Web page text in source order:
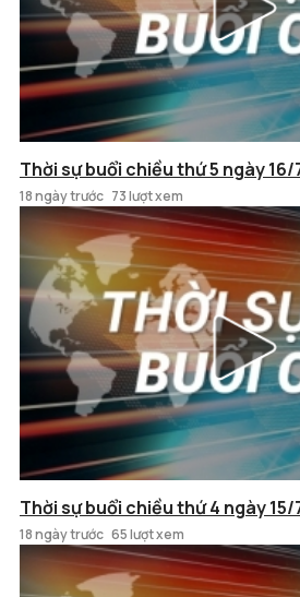
Thời sự buổi chiều thứ 5 ngày
18 ngày trước 73 lượt xem
Thời sự buổi chiều thứ 4 ngày
18 ngày trước 65 lượt xem